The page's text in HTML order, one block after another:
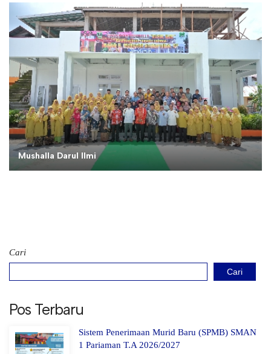
Mushalla Darul Ilmi
Cari
Cari
Pos Terbaru
Sistem Penerimaan Murid Baru (SPMB) SMAN
1 Pariaman T.A 2026/2027